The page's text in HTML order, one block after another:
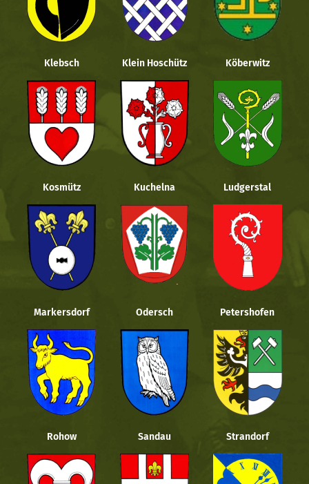
Klebsch Klein Hoschütz Köberwitz
Kosmütz Kuchelna Ludgerstal
Markersdorf Odersch Petershofen
Rohow Sandau Strandorf